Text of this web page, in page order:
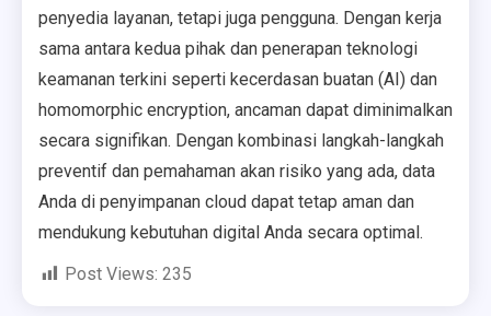
penyedia layanan, tetapi juga pengguna. Dengan kerja
sama antara kedua pihak dan penerapan teknologi
keamanan terkini seperti kecerdasan buatan (AI) dan
homomorphic encryption, ancaman dapat diminimalkan
secara signifikan. Dengan kombinasi langkah-langkah
preventif dan pemahaman akan risiko yang ada, data
Anda di penyimpanan cloud dapat tetap aman dan
mendukung kebutuhan digital Anda secara optimal.
Post Views: 235